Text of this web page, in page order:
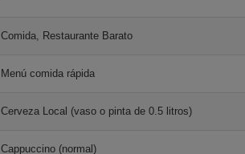
Comida, Restaurante Barato
Menú comida rápida
Cerveza Local (vaso o pinta de 0.5 litros)
Cappuccino (normal)